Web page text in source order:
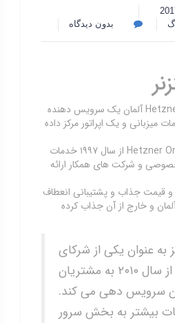
بدون دیدگاه
دیتاسنتر هتزنر Hetzner Online آلمان یک سرویس دهنده
میزبانی و یک اپراتور مرکز داده
شرکت هتزنر آنلاین Hetzner Online از سال ۱۹۹۷ خدمات
و شرکت های همکار ارائه
و قیمت جذاب و پشتیبانی انعطاف
و خارج از آن جذاب کرده
به عنوان یکی از شرکای
قدیمی هتزنر از سال ۲۰۱۰ به مشتریان
سرویس دهی می کند.
بیشتر به بخش سرور